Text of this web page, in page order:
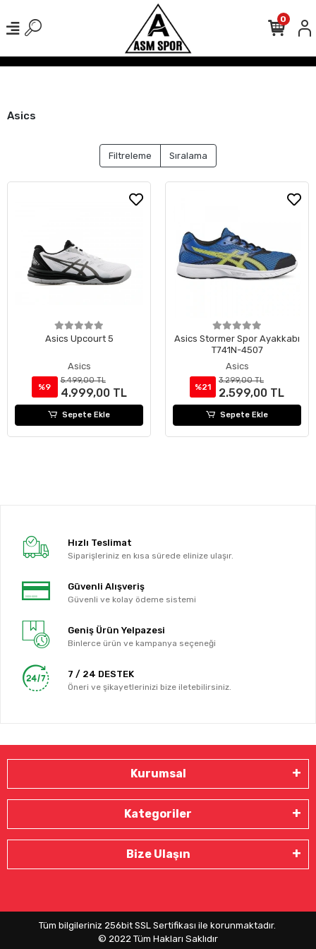
Kargo Ücretsiz! 500 TL Üzeri Tüm
0
Asics
Filtreleme Sıralama
Asics Upcourt 5
Asics
%9
5.499,00 TL
4.999,00 TL
Sepete Ekle
Asics Stormer Spor Ayakkabı
T741N-4507
Asics
%21
3.299,00 TL
2.599,00 TL
Sepete Ekle
Hızlı Teslimat
Siparişleriniz en kısa sürede elinize ulaşır.
Güvenli Alışveriş
Güvenli ve kolay ödeme sistemi
Geniş Ürün Yelpazesi
Binlerce ürün ve kampanya seçeneği
7 / 24 DESTEK
Öneri ve şikayetlerinizi bize iletebilirsiniz.
Kurumsal
Kategoriler
Bize Ulaşın
Tüm bilgileriniz 256bit SSL Sertifikası ile korunmaktadır.
© 2022 Tüm Hakları Saklıdır